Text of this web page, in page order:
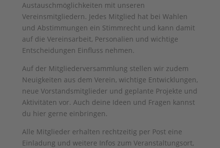
Austauschmöglichkeiten mit unseren
Vereinsmitgliedern. Jedes Mitglied hat bei Wahlen
und Abstimmungen ein Stimmrecht und kann damit
auf die Vereinsarbeit, Personalien und wichtige
Entscheidungen Einfluss nehmen.
Auf der Mitgliederversammlung stellen wir zudem
Neuigkeiten aus dem Verein, wichtige Entwicklungen,
neue Vorstandsmitglieder und geplante Projekte und
Aktivitäten vor. Auch deine Ideen und Fragen kannst
du hier gerne einbringen.
Alle Mitglieder erhalten rechtzeitig per Post eine
Einladung und weitere Infos zum Veranstaltungsort,